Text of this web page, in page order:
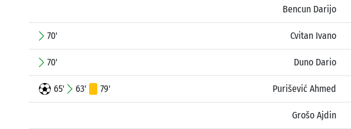
Bencun Darijo
70' Cvitan Ivano
70' Duno Dario
65' 63' 79' Purišević Ahmed
Grošo Ajdin